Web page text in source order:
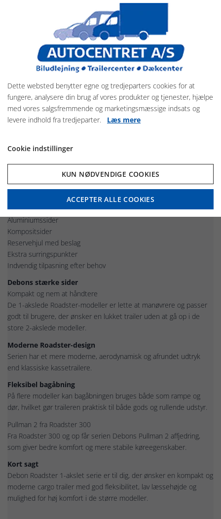
Pullman 2 affjedring fra Roadster 300 og op
Motorcykler og cykler
Camping- og sportsudstyr
Let erhverv
Værktøj og mindre maskiner
Standardudførelse
Lukket lastrum
Surringsringe
Automatisk næsehjul på flere modeller
Mulighed for ekstraudstyr
Sidedør med lås
Aluminiumssider
Kompositsider
Reservehjul med beslag
Ekstra surringspunkter
Indvendig tilpasning efter behov
Debons stærke sider
Kompakt og nem at håndtere
De 1-akslede Roadster-modeller er lette at manøvrere og passer
godt til brugere, der ønsker en lukket trailer uden at gå op i de
store 2-akslede modeller.
Moderne Roadster-design
Serien har et mere moderne, aerodynamisk og afrundet udtryk
end klassiske kassetrailere.
Fleksibel bagåbning
På flere modeller kan bagåbningen bruges både som rampe og
dør, hvilket gør traileren praktisk til både gods og rullende udstyr.
Pullman 2 fra Roadster 300
Fra Roadster 300 og op får serien Debons Pullman 2 affjedring,
som giver bedre komfort og mere stabile køreegenskaber.
Kort sagt
Debon Roadster 1-akslet serie er til dig, der ønsker en kompakt og
moderne cargo trailer med god fleksibilitet, lav læssehøjde og
mulighed for høj komfort i de større modeller.
Dette websted benytter egne og tredjeparters cookies for at
fungere, analysere din brug af vores produkter og tjenester, hjælpe
med vores salgsfremmende og marketingsmæssige indsats og
levere indhold fra tredjeparter. Læs mere
Cookie indstillinger
KUN NØDVENDIGE COOKIES
ACCEPTER ALLE COOKIES